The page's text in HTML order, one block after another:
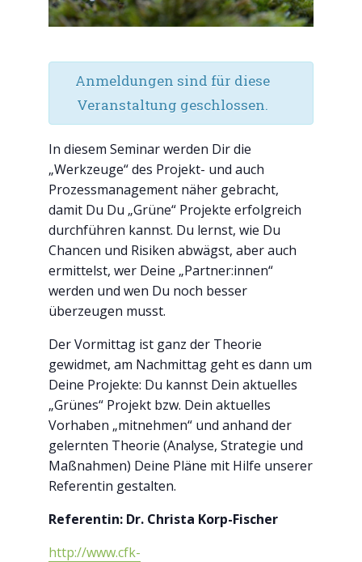
Anmeldungen sind für diese
Veranstaltung geschlossen.
In diesem Seminar werden Dir die
„Werkzeuge“ des Projekt- und auch
Prozessmanagement näher gebracht,
damit Du Du „Grüne“ Projekte erfolgreich
durchführen kannst. Du lernst, wie Du
Chancen und Risiken abwägst, aber auch
ermittelst, wer Deine „Partner:innen“
werden und wen Du noch besser
überzeugen musst.
Der Vormittag ist ganz der Theorie
gewidmet, am Nachmittag geht es dann um
Deine Projekte: Du kannst Dein aktuelles
„Grünes“ Projekt bzw. Dein aktuelles
Vorhaben „mitnehmen“ und anhand der
gelernten Theorie (Analyse, Strategie und
Maßnahmen) Deine Pläne mit Hilfe unserer
Referentin gestalten.
Referentin: Dr. Christa Korp-Fischer
http://www.cfk-